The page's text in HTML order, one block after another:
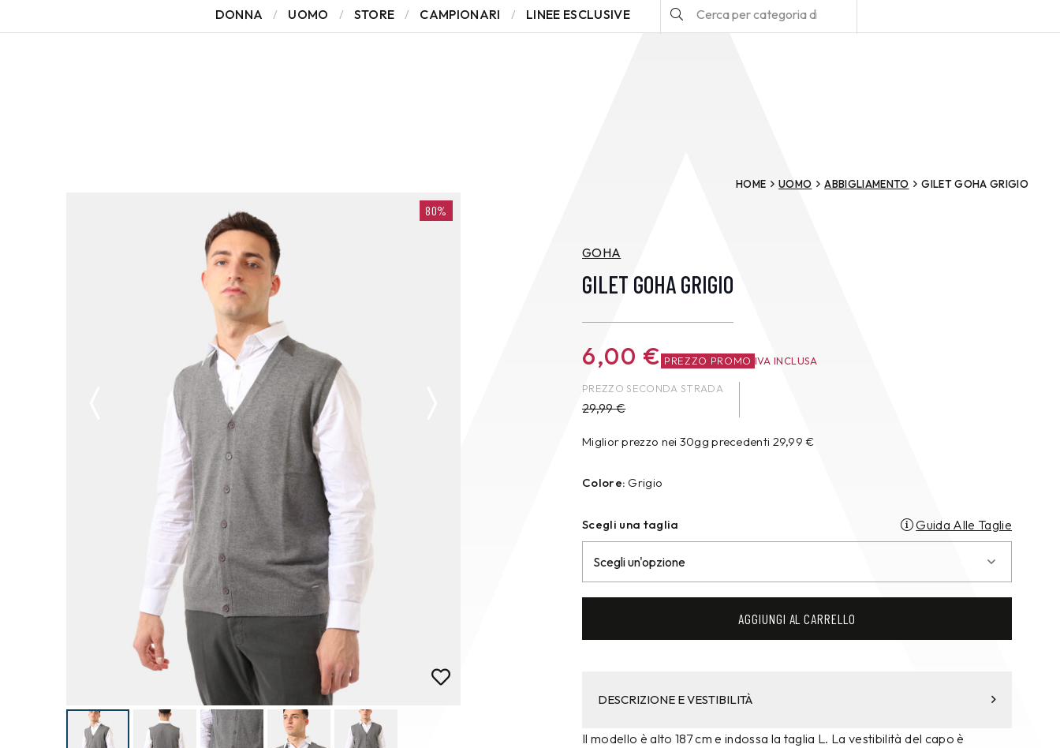
DONNA UOMO STORE CAMPIONARI LINEE ESCLUSIVE
HOME UOMO ABBIGLIAMENTO GILET GOHA GRIGIO
80%
GOHA
GILET GOHA GRIGIO
6,00 € PREZZO PROMO IVA INCLUSA
PREZZO SECONDA STRADA
29,99€
Miglior prezzo nei 30gg precedenti 29,99€
Colore: Grigio
Scegli una taglia Guida Alle Taglie
AGGIUNGI AL CARRELLO
DESCRIZIONE E VESTIBILITÀ
Il modello è alto 187 cm e indossa la taglia L. La vestibilità del capo è